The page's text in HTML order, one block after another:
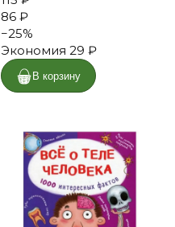
86 ₽
−25%
Экономия 29 ₽
В корзину